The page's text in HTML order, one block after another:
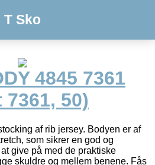
T Sko
4845 7361
50)
af rib jersey. Bodyen er af
som sikrer en god og
give på med de praktiske
skuldre og mellem benene. Fås